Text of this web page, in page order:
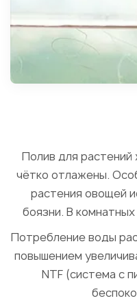
Полив для
чётко отлажены.
растения овощей
боязни. В
Потребление воды
повышением
NTF (система с